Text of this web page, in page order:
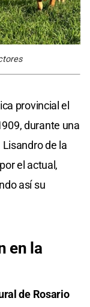
provincial el
durante una
de la
el actual,
así su
en la
de Rosario